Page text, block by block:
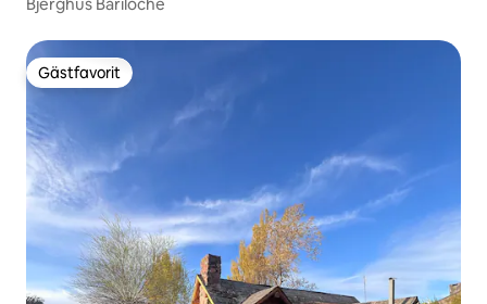
Bjerghus Bariloche
Gästfavorit
Gästfavorit